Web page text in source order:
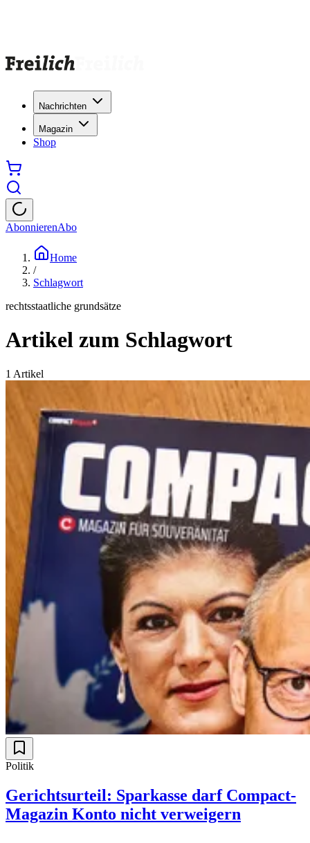
Nachrichten
Magazin
Shop
AbonnierenAbo
Home
/
Schlagwort
rechtsstaatliche grundsätze
Artikel zum Schlagwort
1 Artikel
Politik
Gerichtsurteil: Sparkasse darf Compact-
Magazin Konto nicht verweigern